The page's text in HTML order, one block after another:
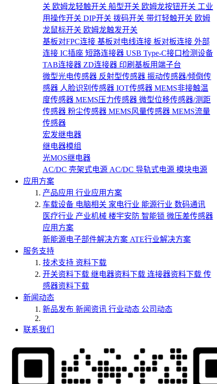
关 欧姆龙轻触开关 船型开关 欧姆龙按钮开关 工业
用操作开关 DIP开关 拨码开关 带灯轻触开关 欧姆
龙鼠标开关 欧姆龙触发开关
基板对FPC连接 基板对电线连接 板对板连接 外部
连接 IC插座 短路连接器 USB Type-C接口检测设备
TAB连接器 ZD连接器 印刷基板用端子台
微型光电传感器 反射型传感器 振动传感器/倾倒传
感器 人脸识别传感器 IOT传感器 MEMS非接触温
度传感器 MEMS压力传感器 微型位移传感器/测距
传感器 粉尘传感器 MEMS风量传感器 MEMS流量
传感器
宏发继电器
继电器模组
光MOS继电器
AC/DC 壳架式电源 AC/DC 导轨式电源 模块电源
应用方案
产品应用 行业应用方案
车载设备 电脑相关 家电行业 能源行业 数码通讯
医疗行业 产业机械 楼宇安防 智能锁 微压差传感器
应用方案
新能源电子部件解决方案 ATE行业解决方案
服务支持
技术支持 资料下载
开关资料下载 继电器资料下载 连接器资料下载 传
感器资料下载
新闻动态
新品发布 新闻资讯 行业动态 公司动态
联系我们